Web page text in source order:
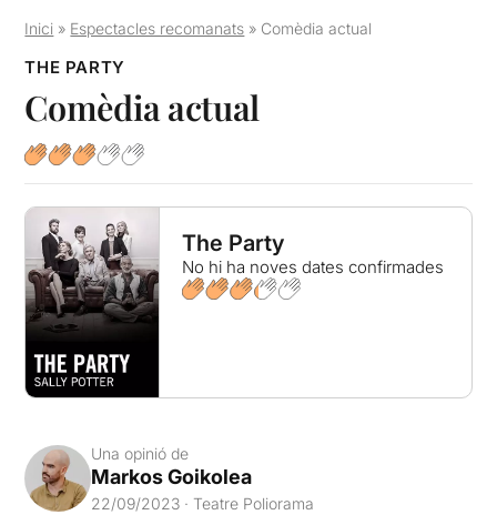
Inici » Espectacles recomanats » Comèdia actual
THE PARTY
Comèdia actual
The Party
No hi ha noves dates confirmades
Una opinió de
Markos Goikolea
22/09/2023 · Teatre Poliorama